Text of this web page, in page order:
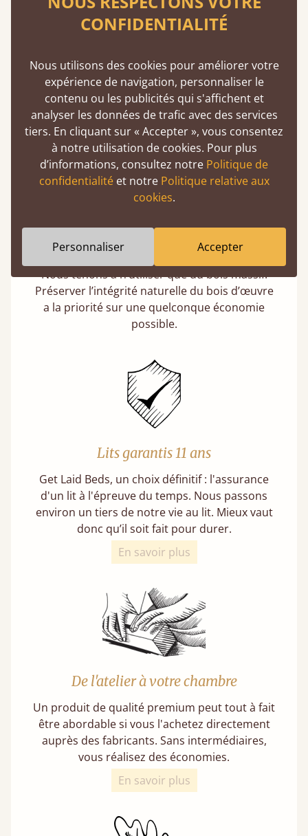
Deux fois plus épaisse et large que la
moyenne du marché, chacune de nos lattes
est vissée individuellement à sa place, pour
une durabilité garantie.
100 % bois massif
Nous tenons à n’utiliser que du bois massif.
Préserver l’intégrité naturelle du bois d’œuvre
a la priorité sur une quelconque économie
possible.
Lits garantis 11 ans
Get Laid Beds, un choix définitif : l'assurance
d'un lit à l'épreuve du temps. Nous passons
environ un tiers de notre vie au lit. Mieux vaut
donc qu’il soit fait pour durer.
En savoir plus
De l'atelier à votre chambre
Un produit de qualité premium peut tout à fait
être abordable si vous l'achetez directement
auprès des fabricants. Sans intermédiaires,
vous réalisez des économies.
En savoir plus
CONFIDENTIALITÉ
Nous utilisons des cookies pour améliorer votre
expérience de navigation, personnaliser le
contenu ou les publicités qui s'affichent et
analyser les données de trafic avec des services
tiers. En cliquant sur « Accepter », vous consentez
à notre utilisation de cookies. Pour plus
d’informations, consultez notre Politique de
confidentialitéet notre Politique relative aux
cookies.
Personnaliser Accepter